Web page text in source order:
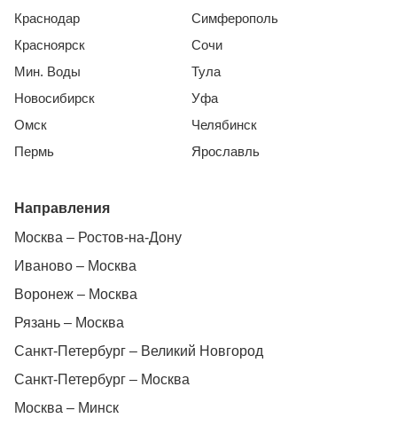
Краснодар
Красноярск
Мин. Воды
Новосибирск
Омск
Пермь
Симферополь
Сочи
Тула
Уфа
Челябинск
Ярославль
Направления
Москва – Ростов-на-Дону
Иваново – Москва
Воронеж – Москва
Рязань – Москва
Санкт-Петербург – Великий Новгород
Санкт-Петербург – Москва
Москва – Минск